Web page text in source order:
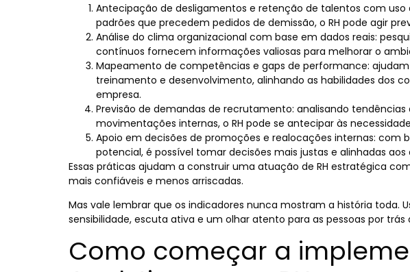
Antecipação de desligamentos e retenção de talentos com
padrões que precedem pedidos de demissão, o RH pode agir
Análise do clima organizacional com base em dados reais:
contínuos fornecem informações valiosas para melhorar o
Mapeamento de competências e gaps de performance:
treinamento e desenvolvimento, alinhando as habilidades dos
empresa.
Previsão de demandas de recrutamento: analisando
movimentações internas, o RH pode se antecipar às
Apoio em decisões de promoções e realocações internas: com
potencial, é possível tomar decisões mais justas e alinhadas aos
Essas práticas ajudam a construir uma atuação de RH estratégica
mais confiáveis e menos arriscadas.
Mas vale lembrar que os indicadores nunca mostram a história toda.
sensibilidade, escuta ativa e um olhar atento para as pessoas por trás
Como começar a